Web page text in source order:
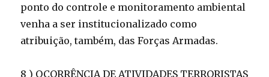
ponto do controle e monitoramento ambiental
venha a ser institucionalizado como
atribuição, também, das Forças Armadas.
8 ) OCORRÊNCIA DE ATIVIDADES TERRORISTAS